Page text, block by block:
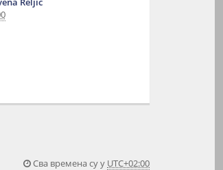
Сва времена су у UTC+02:00